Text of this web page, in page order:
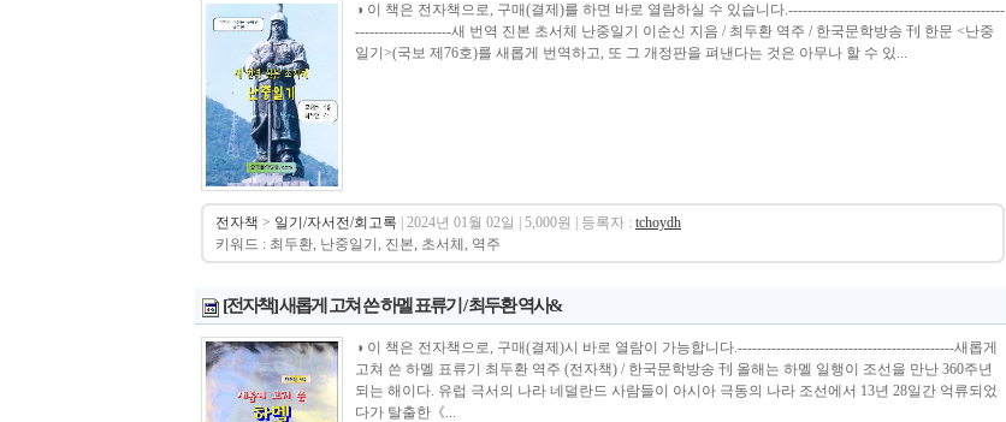
◑ 이 책은 전자책으로, 구매(결제)를 하면 바로 열람하실 수 있습니다.---------------------------------------------
--------------------새 번역 진본 초서체 난중일기 이순신 지음 / 최두환 역주 / 한국문학방송 刊 한문 <난중
일기>(국보 제76호)를 새롭게 번역하고, 또 그 개정판을 펴낸다는 것은 아무나 할 수 있...
전자책 > 일기/자서전/회고록 | 2024년 01월 02일 | 5,000원 | 등록자 : tchoydh
키워드 : 최두환, 난중일기, 진본, 초서체, 역주
[전자책] 새롭게 고쳐 쓴 하멜 표류기 / 최두환 역사&
◑ 이 책은 전자책으로, 구매(결제)시 바로 열람이 가능합니다.---------------------------------------------새롭게
고쳐 쓴 하멜 표류기 최두환 역주 (전자책) / 한국문학방송 刊 올해는 하멜 일행이 조선을 만난 360주년
되는 해이다. 유럽 극서의 나라 네덜란드 사람들이 아시아 극동의 나라 조선에서 13년 28일간 억류되었
다가 탈출한《...